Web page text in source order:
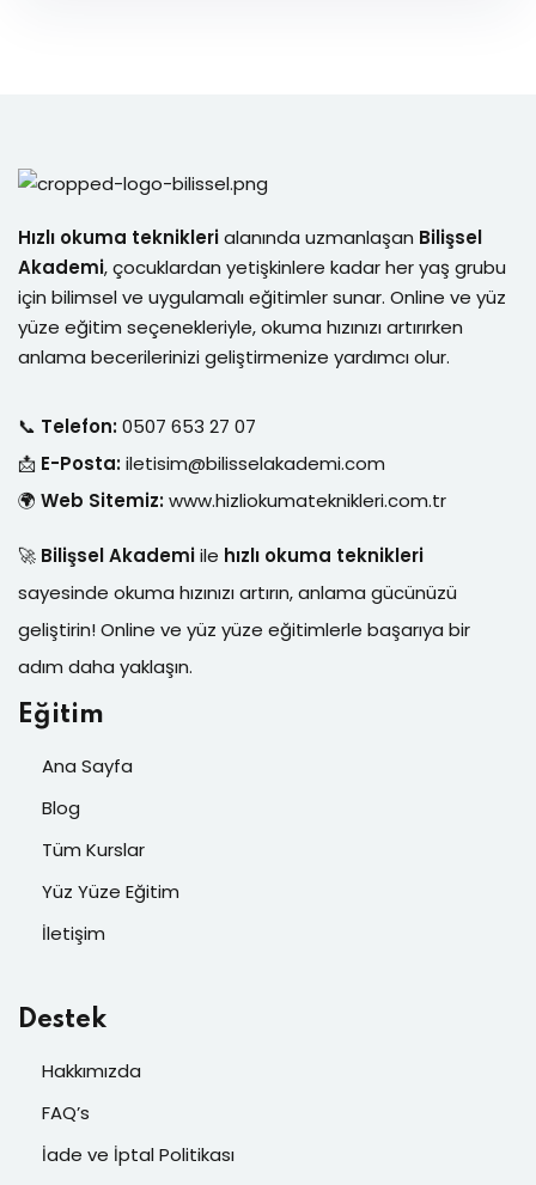
Hızlı okuma tekniklerialanında uzmanlaşan Bilişsel
Akademi, çocuklardan yetişkinlere kadar her yaş grubu
için bilimsel ve uygulamalı eğitimler sunar. Online ve yüz
yüze eğitim seçenekleriyle, okuma hızınızı artırırken
anlama becerilerinizi geliştirmenize yardımcı olur.
📞 Telefon:0507 653 27 07
📩 E-Posta:iletisim@bilisselakademi.com
🌍 Web Sitemiz:www.hizliokumateknikleri.com.tr
🚀 Bilişsel Akademiile hızlı okuma teknikleri
sayesinde okuma hızınızı artırın, anlama gücünüzü
geliştirin! Online ve yüz yüze eğitimlerle başarıya bir
adım daha yaklaşın.
Eğitim
Ana Sayfa
Blog
Tüm Kurslar
Yüz Yüze Eğitim
İletişim
Destek
Hakkımızda
FAQ’s
İade ve İptal Politikası